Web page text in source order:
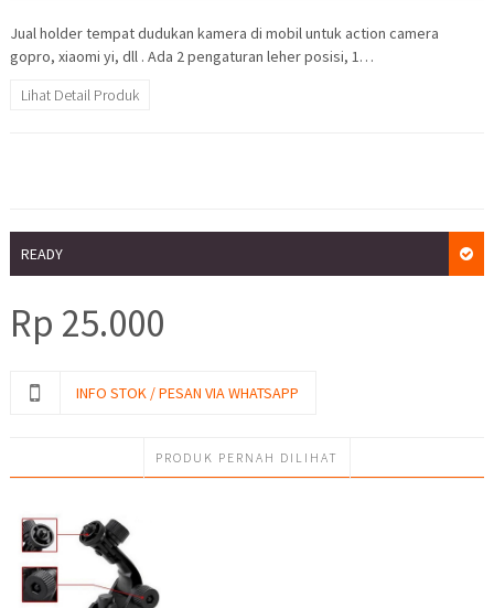
Jual holder tempat dudukan kamera di mobil untuk action camera
gopro, xiaomi yi, dll . Ada 2 pengaturan leher posisi, 1…
Lihat Detail Produk
READY
Rp 25.000
INFO STOK / PESAN VIA WHATSAPP
PRODUK PERNAH DILIHAT